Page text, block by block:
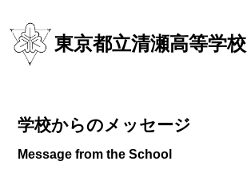
東京都立清瀬高等学校
学校からのメッセージ